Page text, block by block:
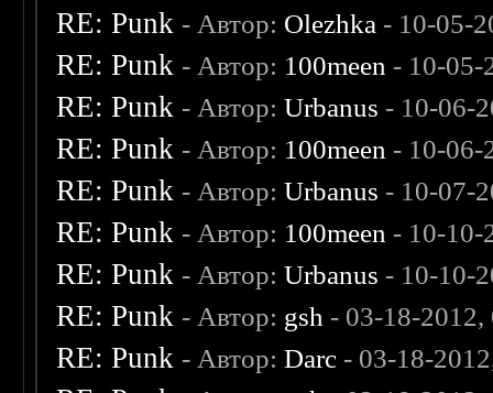
RE: Punk - Автор: Olezhka - 10-05-
RE: Punk - Автор: 100meen - 10-05-
RE: Punk - Автор:Urbanus - 10-06-
RE: Punk - Автор: 100meen - 10-06-
RE: Punk - Автор:Urbanus - 10-07-
RE: Punk - Автор: 100meen - 10-10-
RE: Punk - Автор:Urbanus - 10-10-
RE: Punk - Автор: gsh - 03-18-
RE: Punk - Автор:Darc - 03-18-